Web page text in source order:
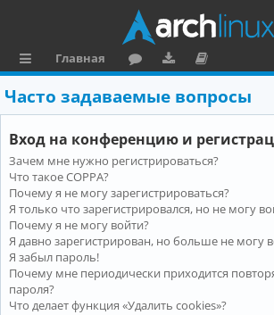
ы
л
к
и
Главная
ру
м
ру
зк
и
ку
м
е
н
та
ц
и
я
Часто задаваемые вопросы
Вход на конференцию и
Зачем мне нужно регистрироваться?
Что такое COPPA?
Почему я не могу зарегистрироваться?
Я только что зарегистрировался, но не могу
Почему я не могу войти?
Я давно зарегистрирован, но больше не могу
Я забыл пароль!
Почему мне периодически приходится
пароля?
Что делает функция «Удалить cookies»?